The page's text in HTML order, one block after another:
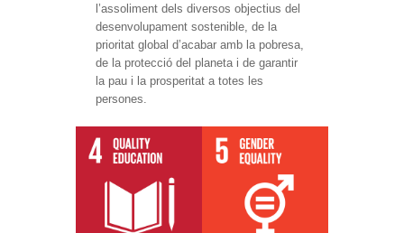
l’assoliment dels diversos objectius del
desenvolupament sostenible, de la
prioritat global d’acabar amb la pobresa,
de la protecció del planeta i de garantir
la pau i la prosperitat a totes les
persones.